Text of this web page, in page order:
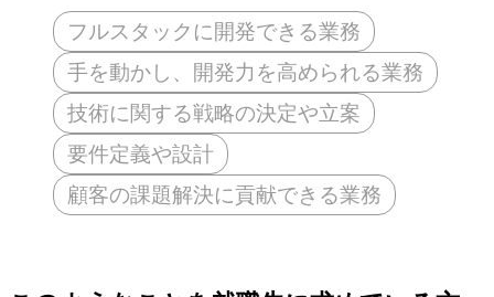
フルスタックに開発できる業務
手を動かし、開発力を高められる業務
技術に関する戦略の決定や立案
要件定義や設計
顧客の課題解決に貢献できる業務